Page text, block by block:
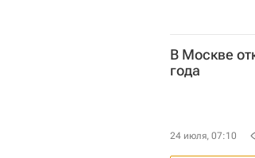
В Москве
года
24 июля, 07:10